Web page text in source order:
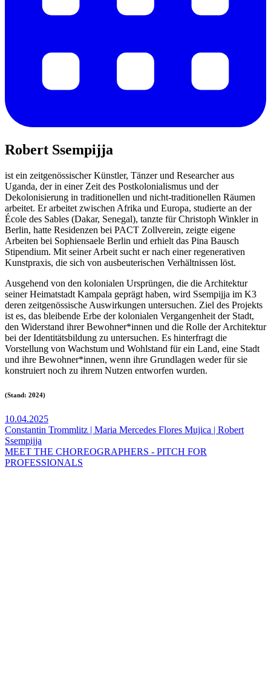
Robert Ssempijja
ist ein zeitgenössischer Künstler, Tänzer und Researcher aus
Uganda, der in einer Zeit des Postkolonialismus und der
Dekolonisierung in traditionellen und nicht-traditionellen Räumen
arbeitet. Er arbeitet zwischen Afrika und Europa, studierte an der
École des Sables (Dakar, Senegal), tanzte für Christoph Winkler in
Berlin, hatte Residenzen bei PACT Zollverein, zeigte eigene
Arbeiten bei Sophiensaele Berlin und erhielt das Pina Bausch
Stipendium. Mit seiner Arbeit sucht er nach einer regenerativen
Kunstpraxis, die sich von ausbeuterischen Verhältnissen löst.
Ausgehend von den kolonialen Ursprüngen, die die Architektur
seiner Heimatstadt Kampala geprägt haben, wird Ssempijja im K3
deren zeitgenössische Auswirkungen untersuchen. Ziel des Projekts
ist es, das bleibende Erbe der kolonialen Vergangenheit der Stadt,
den Widerstand ihrer Bewohner*innen und die Rolle der Architektur
bei der Identitätsbildung zu untersuchen. Es hinterfragt die
Vorstellung von Wachstum und Wohlstand für ein Land, eine Stadt
und ihre Bewohner*innen, wenn ihre Grundlagen weder für sie
konstruiert noch zu ihrem Nutzen entworfen wurden.
(Stand: 2024)
10.04.2025
Constantin Trommlitz | Maria Mercedes Flores Mujica | Robert
Ssempijja
MEET THE CHOREOGRAPHERS - PITCH FOR
PROFESSIONALS